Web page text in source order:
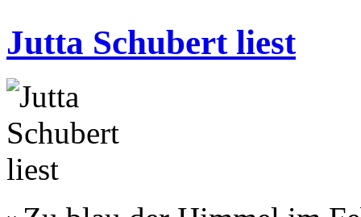
Jutta Schubert liest